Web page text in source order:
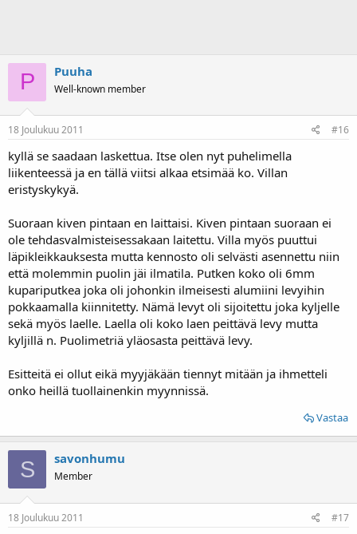
P Puuha
Well-known member
18 Joulukuu 2011 #16
kyllä se saadaan laskettua. Itse olen nyt puhelimella
liikenteessä ja en tällä viitsi alkaa etsimää ko. Villan
eristyskykyä.
Suoraan kiven pintaan en laittaisi. Kiven pintaan suoraan ei
ole tehdasvalmisteisessakaan laitettu. Villa myös puuttui
läpikleikkauksesta mutta kennosto oli selvästi asennettu niin
että molemmin puolin jäi ilmatila. Putken koko oli 6mm
kupariputkea joka oli johonkin ilmeisesti alumiini levyihin
pokkaamalla kiinnitetty. Nämä levyt oli sijoitettu joka kyljelle
sekä myös laelle. Laella oli koko laen peittävä levy mutta
kyljillä n. Puolimetriä yläosasta peittävä levy.
Esitteitä ei ollut eikä myyjäkään tiennyt mitään ja ihmetteli
onko heillä tuollainenkin myynnissä.
Vastaa
S savonhumu
Member
18 Joulukuu 2011 #17